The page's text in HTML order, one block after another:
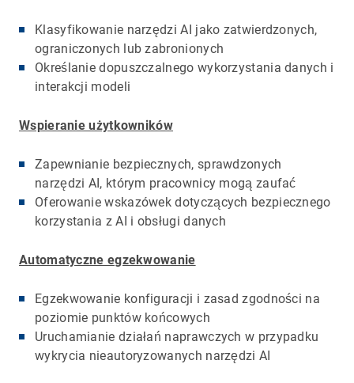
Klasyfikowanie narzędzi AI jako zatwierdzonych,
ograniczonych lub zabronionych
Określanie dopuszczalnego wykorzystania danych i
interakcji modeli
Wspieranie użytkowników
Zapewnianie bezpiecznych, sprawdzonych
narzędzi AI, którym pracownicy mogą zaufać
Oferowanie wskazówek dotyczących bezpiecznego
korzystania z AI i obsługi danych
Automatyczne egzekwowanie
Egzekwowanie konfiguracji i zasad zgodności na
poziomie punktów końcowych
Uruchamianie działań naprawczych w przypadku
wykrycia nieautoryzowanych narzędzi AI